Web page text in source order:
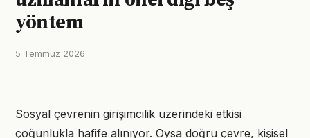
yöntem
5 Temmuz 2026
Sosyal çevrenin girişimcilik üzerindeki etkisi
çoğunlukla hafife alınıyor. Oysa doğru çevre, kişisel